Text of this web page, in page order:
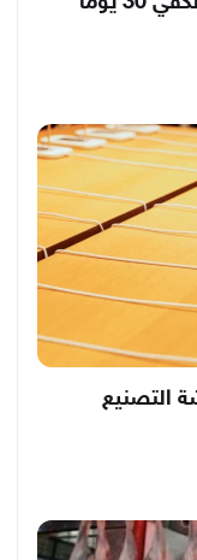
التصنيع